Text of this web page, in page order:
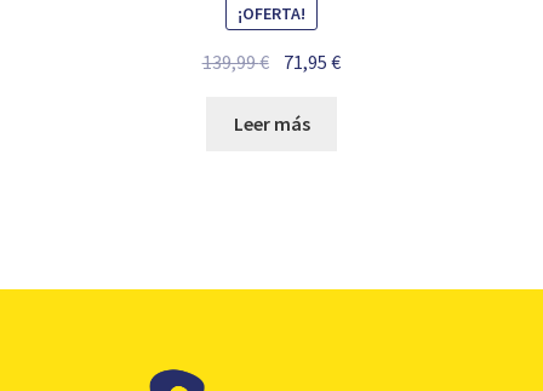
¡OFERTA!
139,99€ El
original
71,95€El
Leer más